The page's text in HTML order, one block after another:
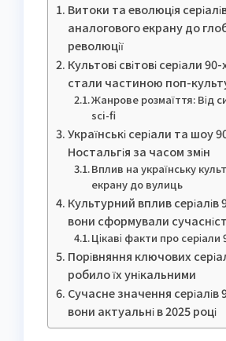
Витоки та еволюція
аналогового екрану до
революції
Культові світові серіали
стали частиною поп-
Жанрове розмаїття: Від
sci-fi
Українські серіали та шоу
Ностальгія за часом змін
Вплив на українську
екрану до вулиць
Культурний вплив серіалів
вони сформували
Цікаві факти про серіали
Порівняння ключових
робило їх унікальними
Сучасне значення серіалів
вони актуальні в 2025 році